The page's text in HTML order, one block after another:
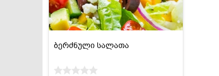
ბერძნული სალათა